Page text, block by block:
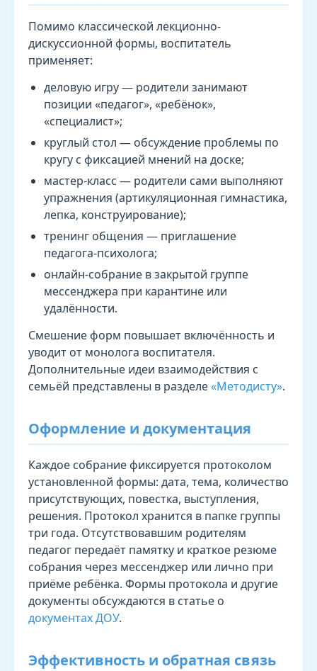
Помимо классической лекционно-
дискуссионной формы, воспитатель
применяет:
деловую игру — родители занимают
позиции «педагог», «ребёнок»,
«специалист»;
круглый стол — обсуждение проблемы по
кругу с фиксацией мнений на доске;
мастер-класс — родители сами выполняют
упражнения (артикуляционная гимнастика,
лепка, конструирование);
тренинг общения — приглашение
педагога-психолога;
онлайн-собрание в закрытой группе
мессенджера при карантине или
удалённости.
Смешение форм повышает включённость и
уводит от монолога воспитателя.
Дополнительные идеи взаимодействия с
семьёй представлены в разделе«Методисту».
Оформление и документация
Каждое собрание фиксируется протоколом
установленной формы: дата, тема, количество
присутствующих, повестка, выступления,
решения. Протокол хранится в папке группы
три года. Отсутствовавшим родителям
педагог передаёт памятку и краткое резюме
собрания через мессенджер или лично при
приёме ребёнка. Формы протокола и другие
документы обсуждаются в статье о
документах ДОУ.
Эффективность и обратная связь